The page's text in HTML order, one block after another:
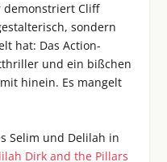
demonstriert Cliff
sondern
hat: Das Action-
und ein bißchen
hinein. Es mangelt
Selim und Delilah in
Dirk and the Pillars